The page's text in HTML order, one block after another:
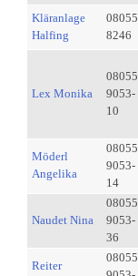
Kläranlage
Halfing
08055
8246
Lex Monika
08055
9053-
10
Möderl
Angelika
08055
9053-
14
Naudet Nina
08055
9053-
36
Reiter
08055